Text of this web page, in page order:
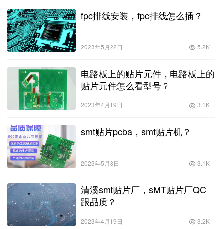
fpc排线安装，fpc排线怎么插？
2023年5月22日 5.2K
电路板上的贴片元件，电路板上的
贴片元件怎么看型号？
2023年4月19日 3.1K
smt贴片pcba，smt贴片机？
2023年5月8日 3.1K
清溪smt贴片厂，sMT贴片厂QC
跟品质？
2023年4月19日 3.2K